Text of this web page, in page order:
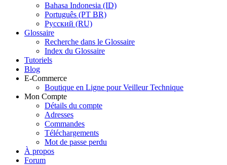
Bahasa Indonesia (ID)
Português (PT BR)
Pусский (RU)
Glossaire
Recherche dans le Glossaire
Index du Glossaire
Tutoriels
Blog
E-Commerce
Boutique en Ligne pour Veilleur Technique
Mon Compte
Détails du compte
Adresses
Commandes
Téléchargements
Mot de passe perdu
À propos
Forum